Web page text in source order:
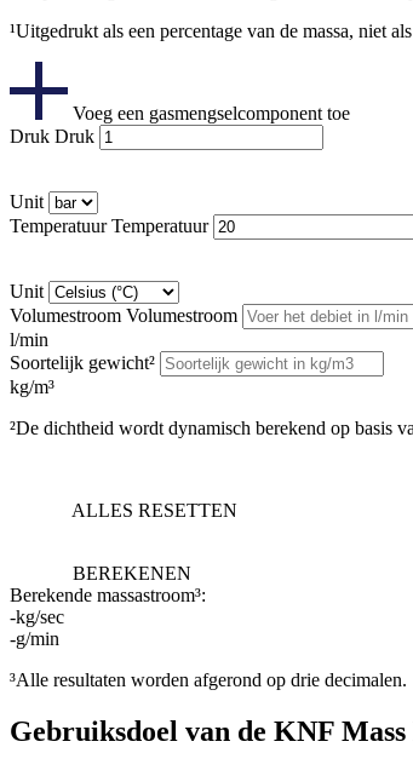
¹Uitgedrukt als een percentage van de massa, niet
Voeg een gasmengselcomponent toe
Druk Druk
Unit
Temperatuur Temperatuur
Unit
Volumestroom Volumestroom
l/min
Soortelijk gewicht²
kg/m³
²De dichtheid wordt dynamisch berekend op basis
ALLES RESETTEN
BEREKENEN
Berekende massastroom³:
-kg/sec
-g/min
³Alle resultaten worden afgerond op drie decimalen.
Gebruiksdoel van de KNF